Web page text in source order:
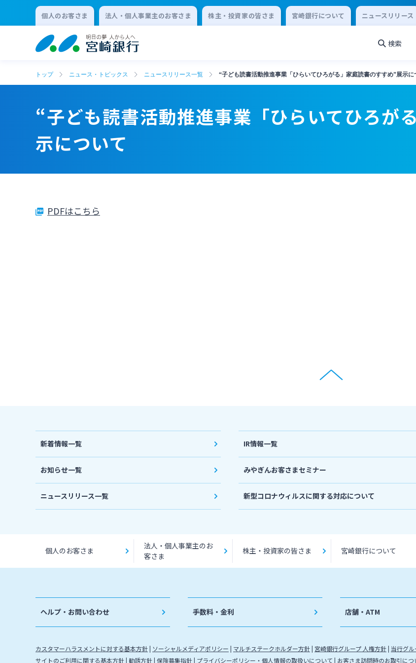
個人のお客さま 法人・個人事業主のお客さま 株主・投資家の皆さま 宮崎銀行について ニュースリリース
検索
トップ ニュース・トピックス ニュースリリース一覧 “子ども読書活動推進事業「ひらいてひろがる」家庭読書のすすめ”展示に
“子ども読書活動推進事業「ひらいてひろが
示について
PDFはこちら
新着情報一覧
お知らせ一覧
ニュースリリース一覧
IR情報一覧
みやぎんお客さまセミナー
新型コロナウィルスに関する対応について
個人のお客さま
法人・個人事業主のお
客さま
株主・投資家の皆さま 宮崎銀行について
ヘルプ・お問い合わせ 手数料・金利 店舗・ATM
カスタマーハラスメントに対する基本方針 ソーシャルメディアポリシー マルチステークホルダー方針 宮崎銀行グループ 人権方針 当行グ
サイトのご利用に関する基本方針 勧誘方針 保険募集指針 プライバシーポリシー・個人情報の取扱いについて お客さま訪問時のお取引につ